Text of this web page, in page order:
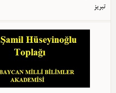
تبریز